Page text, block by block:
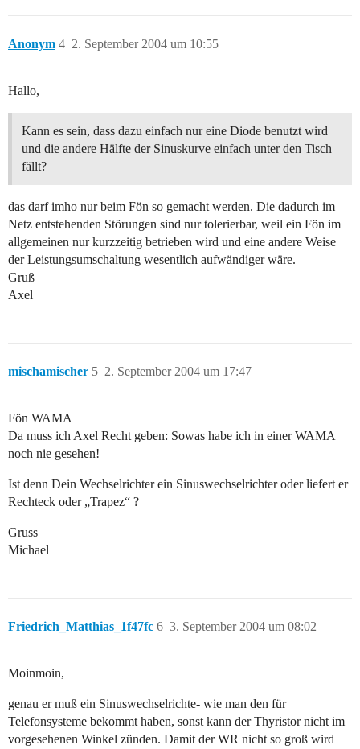
Anonym 2. September 2004 um 10:55
4
Hallo,
Kann es sein, dass dazu einfach nur eine Diode benutzt wird
und die andere Hälfte der Sinuskurve einfach unter den Tisch
fällt?
das darf imho nur beim Fön so gemacht werden. Die dadurch im
Netz entstehenden Störungen sind nur tolerierbar, weil ein Fön im
allgemeinen nur kurzzeitig betrieben wird und eine andere Weise
der Leistungsumschaltung wesentlich aufwändiger wäre.
Gruß
Axel
mischamischer 2. September 2004 um 17:47
5
Fön WAMA
Da muss ich Axel Recht geben: Sowas habe ich in einer WAMA
noch nie gesehen!
Ist denn Dein Wechselrichter ein Sinuswechselrichter oder liefert er
Rechteck oder „Trapez“ ?
Gruss
Michael
Friedrich_Matthias_1f47fc 3. September 2004 um 08:02
6
Moinmoin,
genau er muß ein Sinuswechselrichte- wie man den für
Telefonsysteme bekommt haben, sonst kann der Thyristor nicht im
vorgesehenen Winkel zünden. Damit der WR nicht so groß wird